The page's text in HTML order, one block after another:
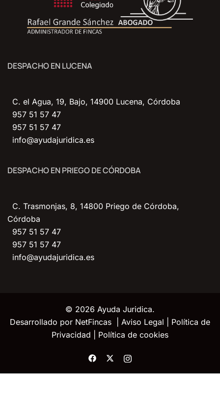
DESPACHO EN LUCENA
C. el Agua, 19, Bajo, 14900 Lucena, Córdoba
957 51 57 47
957 51 57 47
info@ayudajuridica.es
DESPACHO EN PRIEGO DE CÓRDOBA
C. Trasmonjas, 8, 14800 Priego de Córdoba,
Córdoba
957 51 57 47
957 51 57 47
info@ayudajuridica.es
© 2026 Ayuda Juridica.
Desarrollado por NetFincas Aviso Legal
Política de
Privacidad
Política de cookies